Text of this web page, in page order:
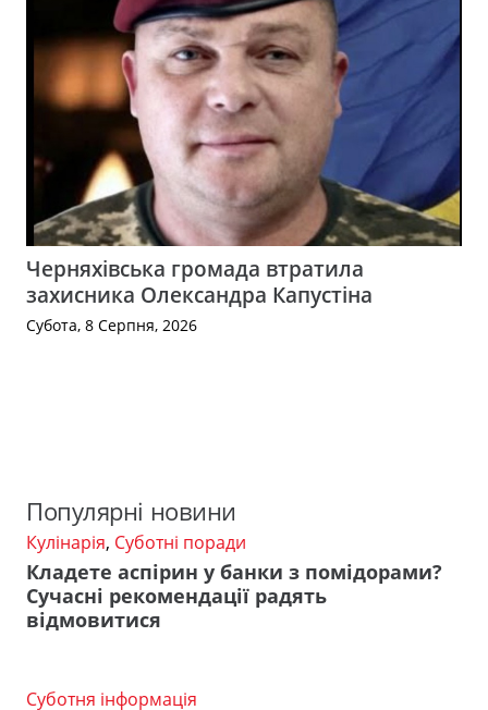
Черняхівська громада втратила
захисника Олександра Капустіна
Субота, 8 Серпня, 2026
Популярні новини
Кулінарія, Суботні поради
Кладете аспірин у банки з помідорами?
Сучасні рекомендації радять
відмовитися
Суботня інформація